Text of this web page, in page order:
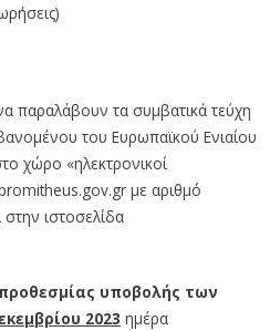
παραλάβουν τα συμβατικά τεύχη
του Ευρωπαϊκού Ενιαίου
χώρο «ηλεκτρονικοί
με αριθμό
στην ιστοσελίδα
υποβολής των
2023 ημέρα